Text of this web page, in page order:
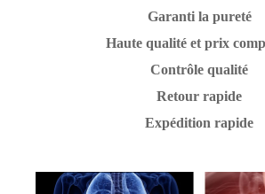
Garanti la pureté
Haute qualité et prix
Contrôle qualité
Retour rapide
Expédition rapide